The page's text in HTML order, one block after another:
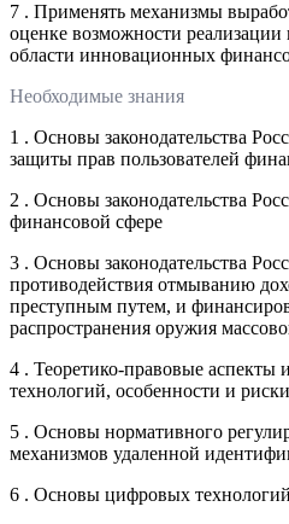
7 . Применять механизмы
оценке возможности реализации
области инновационных
Необходимые знания
1 . Основы законодательства
защиты прав пользователей
2 . Основы законодательства
финансовой сфере
3 . Основы законодательства
противодействия отмыванию
преступным путем, и
распространения оружия
4 . Теоретико-правовые
технологий, особенности и
5 . Основы нормативного
механизмов удаленной
6 . Основы цифровых технологий